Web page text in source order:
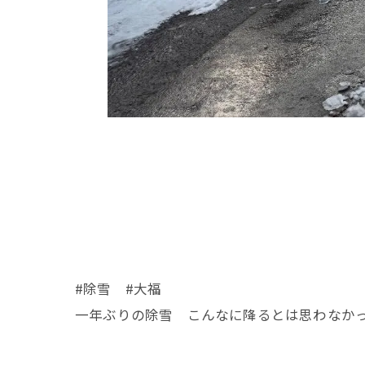
#除雪 #大福
一年ぶりの除雪 こんなに降るとは思わなか